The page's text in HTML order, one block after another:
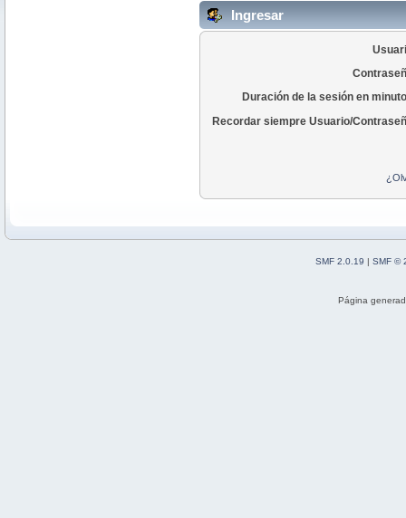
Ingresar
Duración de la sesión en
Recordar siempre Usuario/
SMF 2.0.19 | SMF ©
Página